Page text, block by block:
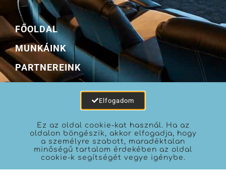
FŐOLDAL
MUNKÁINK
PARTNEREINK
OTTOFFICE KFT © 2020 | Adatvédelem
Ez az oldal cookie-kat használ. Ha az
oldalon böngészik, akkor elfogadja, hogy
a személyre szabott, maradéktalan
minőségű tartalom érdekében az oldal
cookie-k segítségét vegye igénybe.
Elfogadom